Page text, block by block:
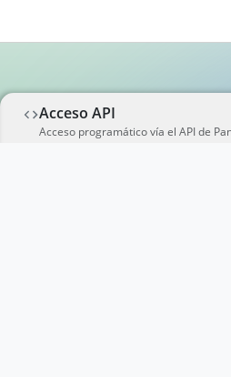
Acceso API
Acceso programático vía el API de